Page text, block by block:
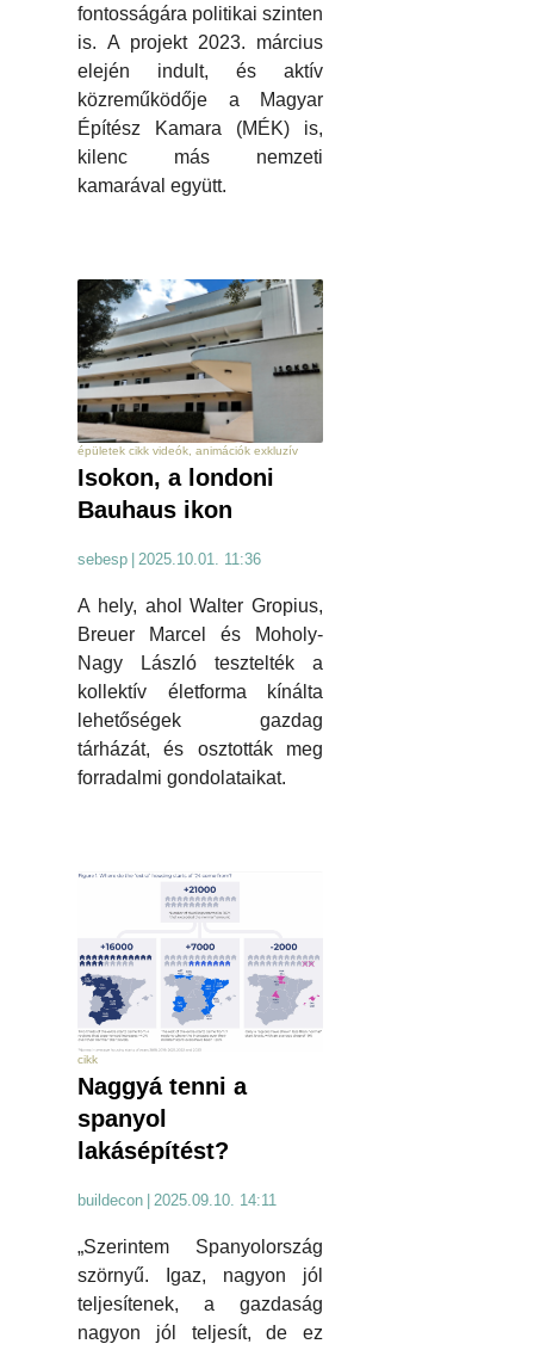
fontosságára politikai szinten
is. A projekt 2023. március
elején indult, és aktív
közreműködője a Magyar
Építész Kamara (MÉK) is,
kilenc más nemzeti
kamarával együtt.
épületek cikk videók, animációk exkluzív
Isokon, a londoni
Bauhaus ikon
sebesp 2025.10.01. 11:36
A hely, ahol Walter Gropius,
Breuer Marcel és Moholy-
Nagy László tesztelték a
kollektív életforma kínálta
lehetőségek gazdag
tárházát, és osztották meg
forradalmi gondolataikat.
cikk
Naggyá tenni a
spanyol
lakásépítést?
buildecon 2025.09.10. 14:11
„Szerintem Spanyolország
szörnyű. Igaz, nagyon jól
teljesítenek, a gazdaság
nagyon jól teljesít, de ez